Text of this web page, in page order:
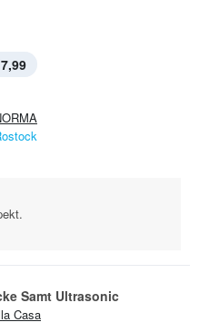
Samt Ultrasonic
Casa